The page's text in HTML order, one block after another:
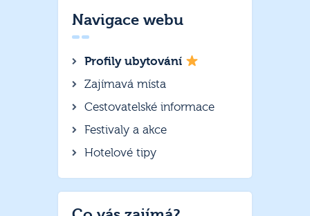
Navigace webu
Profily ubytování
Zajímavá místa
Cestovatelské informace
Festivaly a akce
Hotelové tipy